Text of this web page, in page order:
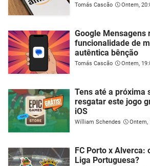
Tomás Cascão Ontem,
Google
funcionalidade de
autêntica bênção
Tomás Cascão Ontem,
Tens até a próxima
resgatar este jogo
iOS
William Schendes Ontem,
FC Porto x Alverca:
Liga Portuguesa?